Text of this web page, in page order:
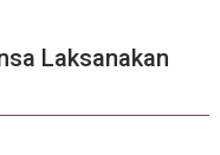
Laksanakan